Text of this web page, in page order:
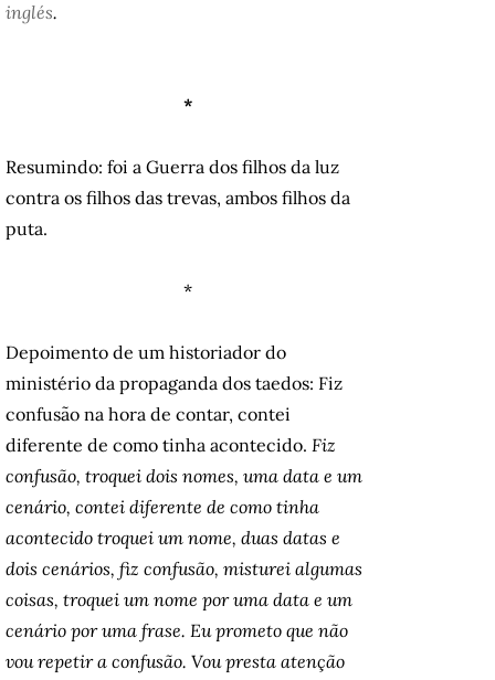
inglés.
*
Resumindo: foi a Guerra dos filhos da luz
contra os filhos das trevas, ambos filhos da
puta.
*
Depoimento de um historiador do
ministério da propaganda dos taedos: Fiz
confusão na hora de contar, contei
diferente de como tinha acontecido. Fiz
confusão, troquei dois nomes, uma data e um
cenário, contei diferente de como tinha
acontecido troquei um nome, duas datas e
dois cenários, fiz confusão, misturei algumas
coisas, troquei um nome por uma data e um
cenário por uma frase. Eu prometo que não
vou repetir a confusão. Vou presta atenção